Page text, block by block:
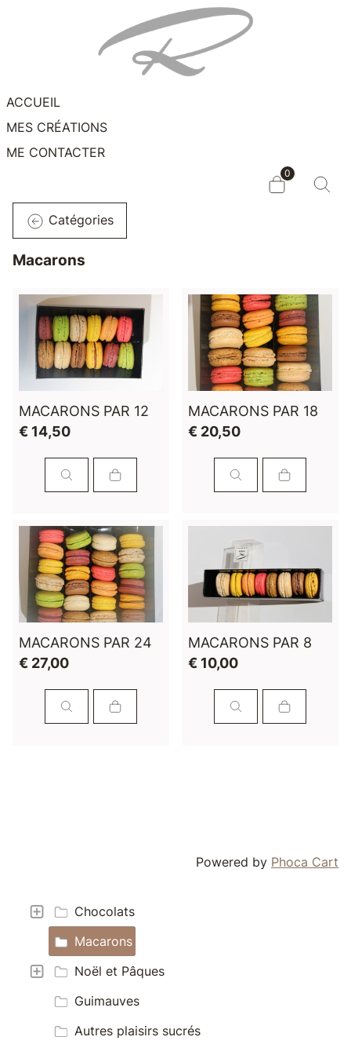
ACCUEIL
MES CRÉATIONS
ME CONTACTER
0
Chocolats
Macarons
Noël et Pâques
Guimauves
Autres plaisirs sucrés
Catégories
Macarons
MACARONS PAR 12
€ 14,50
MACARONS PAR 18
€ 20,50
MACARONS PAR 24
€ 27,00
MACARONS PAR 8
€ 10,00
Powered by Phoca Cart